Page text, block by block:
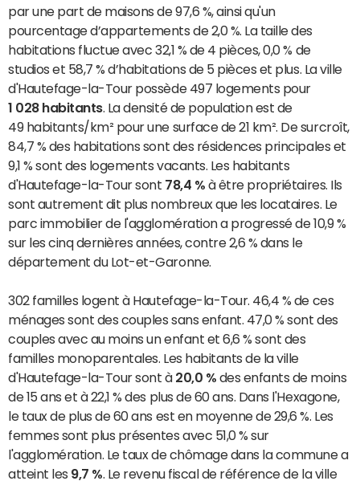
par une part de maisons de 97,6 %, ainsi qu'un
pourcentage d’appartements de 2,0 %. La taille des
habitations fluctue avec 32,1 % de 4 pièces, 0,0 % de
studios et 58,7 % d’habitations de 5 pièces et plus. La ville
d'Hautefage-la-Tour possède 497 logements pour
1 028 habitants. La densité de population est de
49 habitants/km² pour une surface de 21 km². De surcroît,
84,7 % des habitations sont des résidences principales et
9,1 % sont des logements vacants. Les habitants
d'Hautefage-la-Tour sont 78,4 % à être propriétaires. Ils
sont autrement dit plus nombreux que les locataires. Le
parc immobilier de l'agglomération a progressé de 10,9 %
sur les cinq dernières années, contre 2,6 % dans le
département du Lot-et-Garonne.
302 familles logent à Hautefage-la-Tour. 46,4 % de ces
ménages sont des couples sans enfant. 47,0 % sont des
couples avec au moins un enfant et 6,6 % sont des
familles monoparentales. Les habitants de la ville
d'Hautefage-la-Tour sont à 20,0 % des enfants de moins
de 15 ans et à 22,1 % des plus de 60 ans. Dans l'Hexagone,
le taux de plus de 60 ans est en moyenne de 29,6 %. Les
femmes sont plus présentes avec 51,0 % sur
l'agglomération. Le taux de chômage dans la commune a
atteint les 9,7 %. Le revenu fiscal de référence de la ville